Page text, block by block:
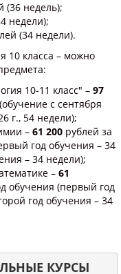
(36 недель);
недели);
(34 недели).
10 класса – можно
10-11 класс" – 97
с сентября
г., 54 недели);
– 61 200 рублей за
год обучения – 34
– 34 недели);
– 61
обучения (первый год
год обучения – 34
КУРСЫ